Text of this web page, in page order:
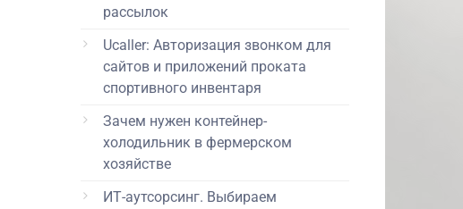
рассылок
Ucaller: Авторизация звонком для
сайтов и приложений проката
спортивного инвентаря
Зачем нужен контейнер-
холодильник в фермерском
хозяйстве
ИТ-аутсорсинг. Выбираем